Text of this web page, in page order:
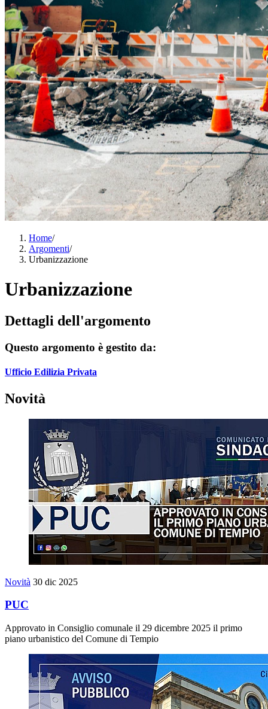
Home/
Argomenti/
Urbanizzazione
Urbanizzazione
Dettagli dell'argomento
Questo argomento è gestito da:
Ufficio Edilizia Privata
Novità
Novità 30 dic 2025
PUC
Approvato in Consiglio comunale il 29 dicembre 2025 il primo
piano urbanistico del Comune di Tempio